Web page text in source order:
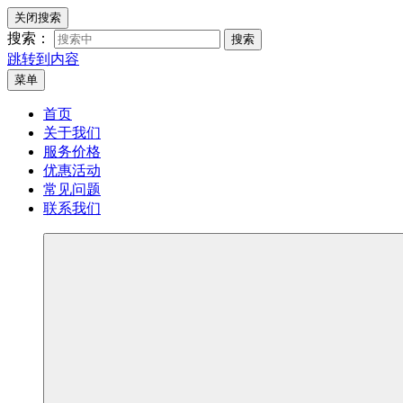
关闭搜索
搜索： 搜索
跳转到内容
留学生论文代写最靠谱的代写机构！🖊️
致力于留学生论文代写🖊️ Essay代写 🖊️Assignment代写
学生提供高品质论文代写服务！
菜单
首页
关于我们
服务价格
优惠活动
常见问题
联系我们